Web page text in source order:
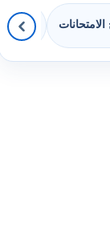
الامتحانات